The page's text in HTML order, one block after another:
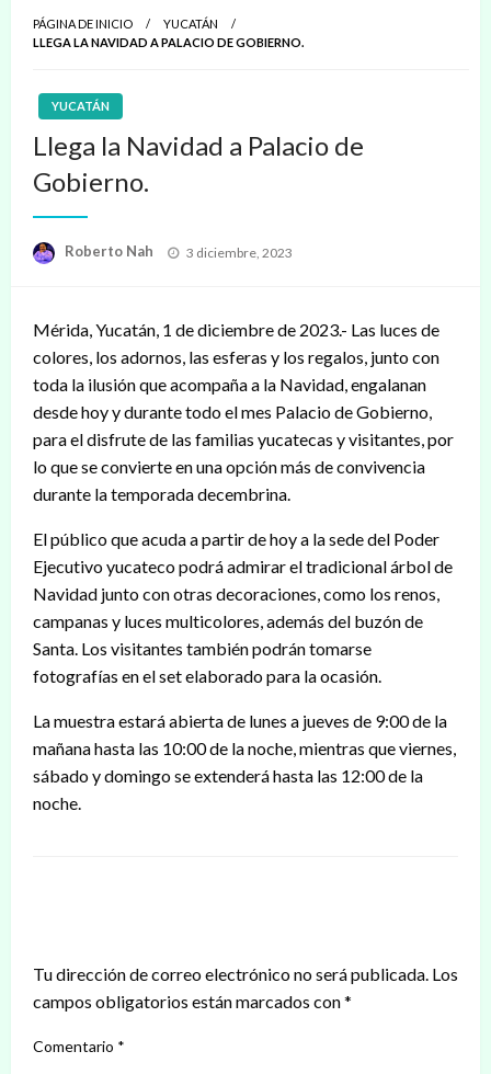
PÁGINA DE INICIO
YUCATÁN
LLEGA LA NAVIDAD A PALACIO DE GOBIERNO.
YUCATÁN
Llega la Navidad a Palacio de
Gobierno.
Roberto Nah
Publicado
3 diciembre, 2023
Mérida, Yucatán, 1 de diciembre de 2023.- Las luces de
colores, los adornos, las esferas y los regalos, junto con
toda la ilusión que acompaña a la Navidad, engalanan
desde hoy y durante todo el mes Palacio de Gobierno,
para el disfrute de las familias yucatecas y visitantes, por
lo que se convierte en una opción más de convivencia
durante la temporada decembrina.
El público que acuda a partir de hoy a la sede del Poder
Ejecutivo yucateco podrá admirar el tradicional árbol de
Navidad junto con otras decoraciones, como los renos,
campanas y luces multicolores, además del buzón de
Santa. Los visitantes también podrán tomarse
fotografías en el set elaborado para la ocasión.
La muestra estará abierta de lunes a jueves de 9:00 de la
mañana hasta las 10:00 de la noche, mientras que viernes,
sábado y domingo se extenderá hasta las 12:00 de la
noche.
Tu dirección de correo electrónico no será publicada. Los
campos obligatorios están marcados con*
Comentario *